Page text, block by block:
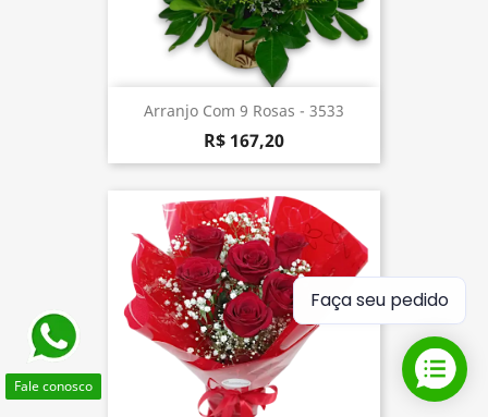
Arranjo Com 9 Rosas - 3533
R$ 167,20
Fale conosco
Faça seu pedido